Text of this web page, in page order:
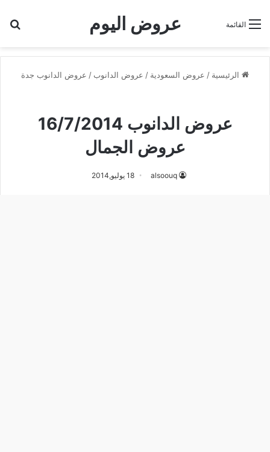
عروض اليوم القائمة
الرئيسية / عروض السعودية / عروض الدانوب / عروض الدانوب جدة
عروض الدانوب 16/7/2014
عروض الجمال
alsoouq 18 يوليو,2014